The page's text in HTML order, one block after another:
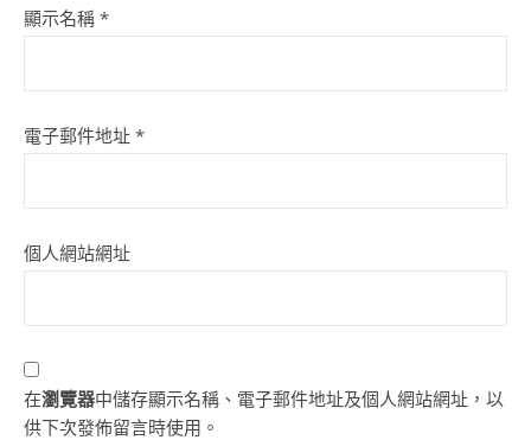
顯示名稱 *
電子郵件地址 *
個人網站網址
在瀏覽器中儲存顯示名稱、電子郵件地址及個人網站網址，以
供下次發佈留言時使用。